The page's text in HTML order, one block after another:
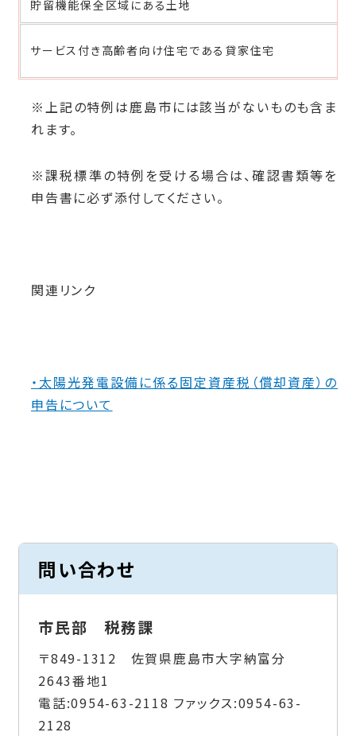
貯留機能保全区域にある土地
サービス付き高齢者向け住宅である貸家住宅
※上記の特例は鹿島市には該当がないものも含ま
れます。
※課税標準の特例を受ける場合は、確認書類等を
申告書に必ず添付してください。
関連リンク
・太陽光発電設備に係る固定資産税（償却資産）の
申告について
問い合わせ
市民部 税務課
〒849-1312 佐賀県鹿島市大字納富分
2643番地1
電話:0954-63-2118 ファックス:0954-63-
2128